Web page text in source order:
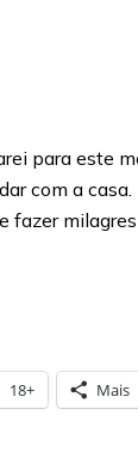
para este
com a
fazer
18+ Mais